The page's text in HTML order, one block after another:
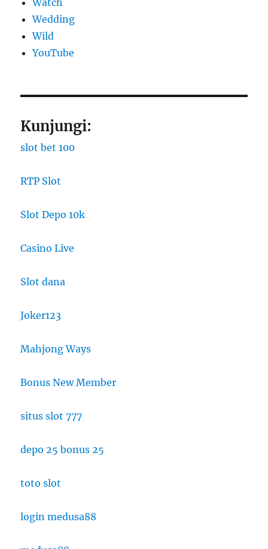
Watch
Wedding
Wild
YouTube
Kunjungi:
slot bet 100
RTP Slot
Slot Depo 10k
Casino Live
Slot dana
Joker123
Mahjong Ways
Bonus New Member
situs slot 777
depo 25 bonus 25
toto slot
login medusa88